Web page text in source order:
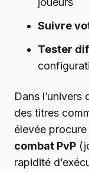
Suivre
Tester
Dans
des titres
élevée
combat PvP
rapidité